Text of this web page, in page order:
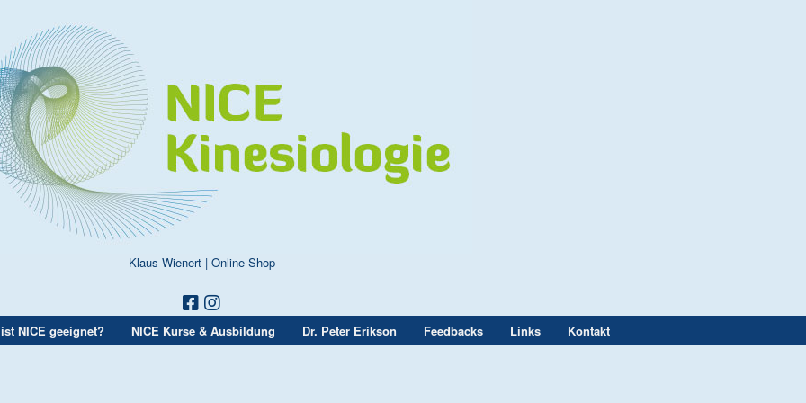
Klaus Wienert| Online-Shop
NICE geeignet? NICE Kurse & Ausbildung Dr. Peter Erikson Feedbacks Links Kontakt